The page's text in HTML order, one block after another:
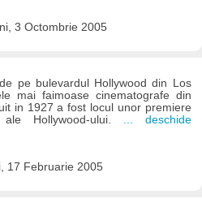
3 Octombrie 2005
pe bulevardul Hollywood din Los
mai faimoase cinematografe din
in 1927 a fost locul unor premiere
ale Hollywood-ului. ... deschide
17 Februarie 2005